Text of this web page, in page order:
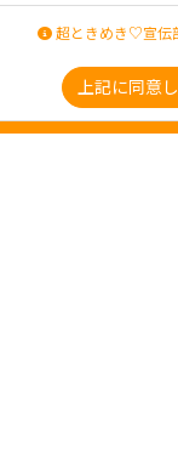
超ときめき♡宣伝
上記に同意